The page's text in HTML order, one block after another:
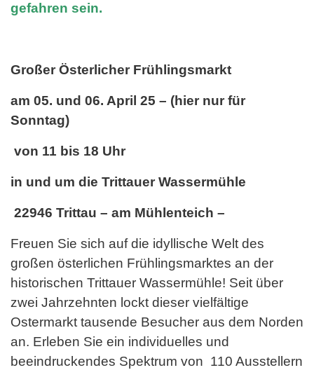
gefahren sein.
Großer Österlicher Frühlingsmarkt
am 05. und 06. April 25 – (hier nur für
Sonntag)
von 11 bis 18 Uhr
in und um die Trittauer Wassermühle
22946 Trittau – am Mühlenteich –
Freuen Sie sich auf die idyllische Welt des
großen österlichen Frühlingsmarktes an der
historischen Trittauer Wassermühle! Seit über
zwei Jahrzehnten lockt dieser vielfältige
Ostermarkt tausende Besucher aus dem Norden
an. Erleben Sie ein individuelles und
beeindruckendes Spektrum von 110 Ausstellern